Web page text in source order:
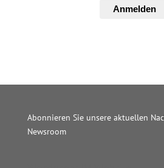
Anmelden
Abonnieren Sie unsere aktuellen
Newsroom